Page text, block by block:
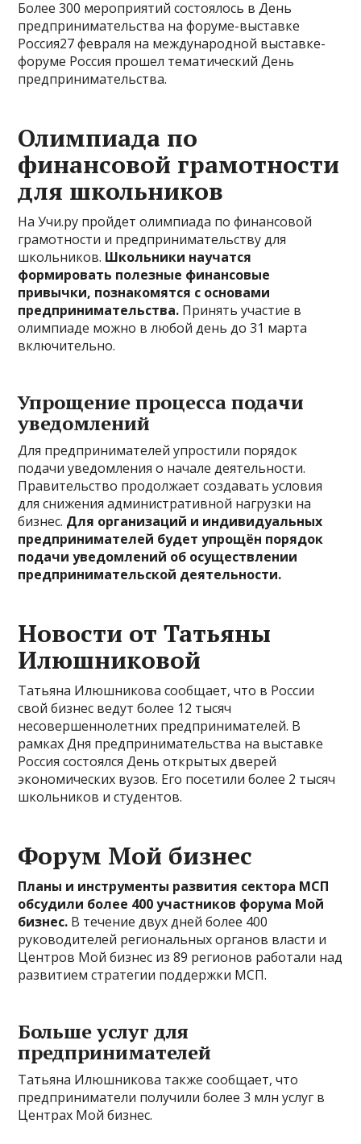
Более 300 мероприятий состоялось в День
предпринимательства на форуме-выставке
Россия27 февраля на международной выставке-
форуме Россия прошел тематический День
предпринимательства.
Олимпиада по
финансовой грамотности
для школьников
На Учи.ру пройдет олимпиада по финансовой
грамотности и предпринимательству для
школьников. Школьники научатся
формировать полезные финансовые
привычки, познакомятся с основами
предпринимательства. Принять участие в
олимпиаде можно в любой день до 31 марта
включительно.
Упрощение процесса подачи
уведомлений
Для предпринимателей упростили порядок
подачи уведомления о начале деятельности.
Правительство продолжает создавать условия
для снижения административной нагрузки на
бизнес. Для организаций и индивидуальных
предпринимателей будет упрощён порядок
подачи уведомлений об осуществлении
предпринимательской деятельности.
Новости от Татьяны
Илюшниковой
Татьяна Илюшникова сообщает, что в России
свой бизнес ведут более 12 тысяч
несовершеннолетних предпринимателей. В
рамках Дня предпринимательства на выставке
Россия состоялся День открытых дверей
экономических вузов. Его посетили более 2 тысяч
школьников и студентов.
Форум Мой бизнес
Планы и инструменты развития сектора МСП
обсудили более 400 участников форума Мой
бизнес. В течение двух дней более 400
руководителей региональных органов власти и
Центров Мой бизнес из 89 регионов работали над
развитием стратегии поддержки МСП.
Больше услуг для
предпринимателей
Татьяна Илюшникова также сообщает, что
предприниматели получили более 3 млн услуг в
Центрах Мой бизнес.